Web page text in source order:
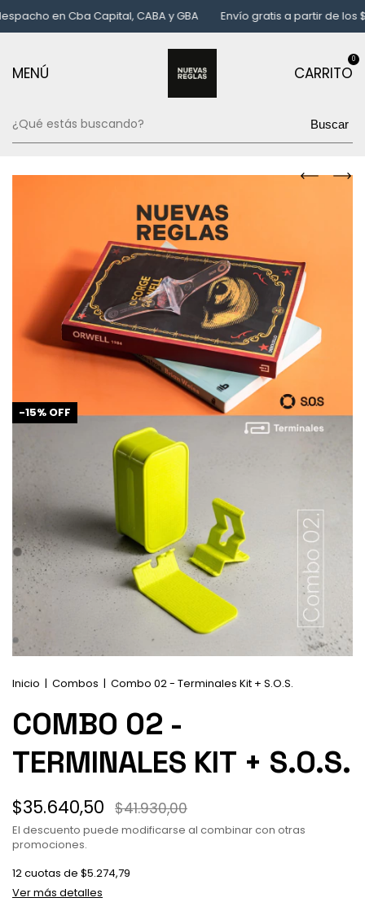
en Cba Capital, CABA y GBA Envío gratis a partir de los
MENÚ CARRITO
0
Buscar
-15% OFF
Inicio | Combos | Combo 02 - Terminales Kit + S.O.S.
COMBO 02 -
TERMINALES KIT + S.O.S.
$35.640,50 $41.930,00
El descuento puede modificarse al combinar con otras
promociones.
12cuotas de $5.274,79
Ver más detalles